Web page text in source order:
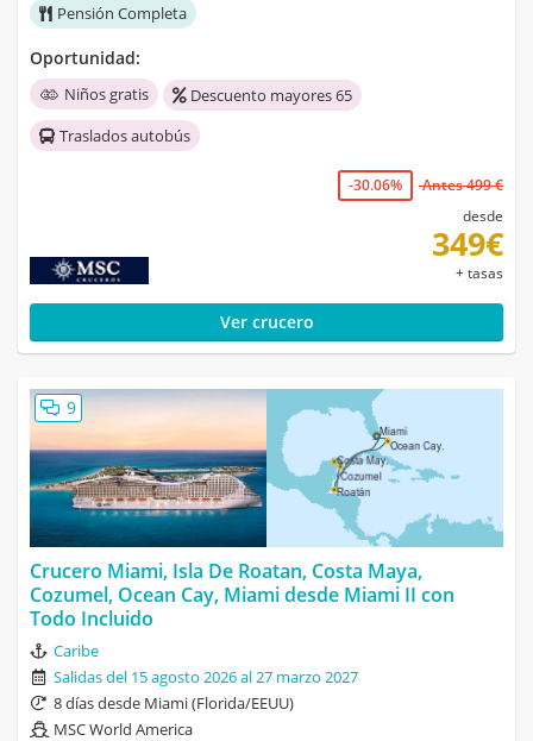
Pensión Completa
Oportunidad:
Niños gratis
Descuento mayores 65
Traslados autobús
-30.06%
Antes 499 €
desde
349€
+ tasas
Ver crucero
9
Crucero Miami, Isla De Roatan, Costa Maya,
Cozumel, Ocean Cay, Miami desde Miami II con
Todo Incluido
Caribe
Salidas del 15 agosto 2026 al 27 marzo 2027
8 días desde Miami (Florida/EEUU)
MSC World America